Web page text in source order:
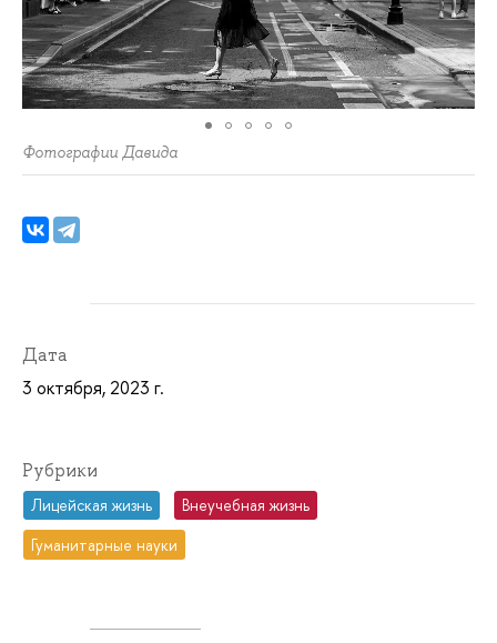
Фотографии Давида
Дата
3 октября, 2023 г.
Рубрики
Лицейская жизнь
Внеучебная жизнь
Гуманитарные науки